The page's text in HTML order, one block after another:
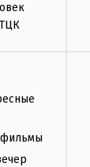
фильмы